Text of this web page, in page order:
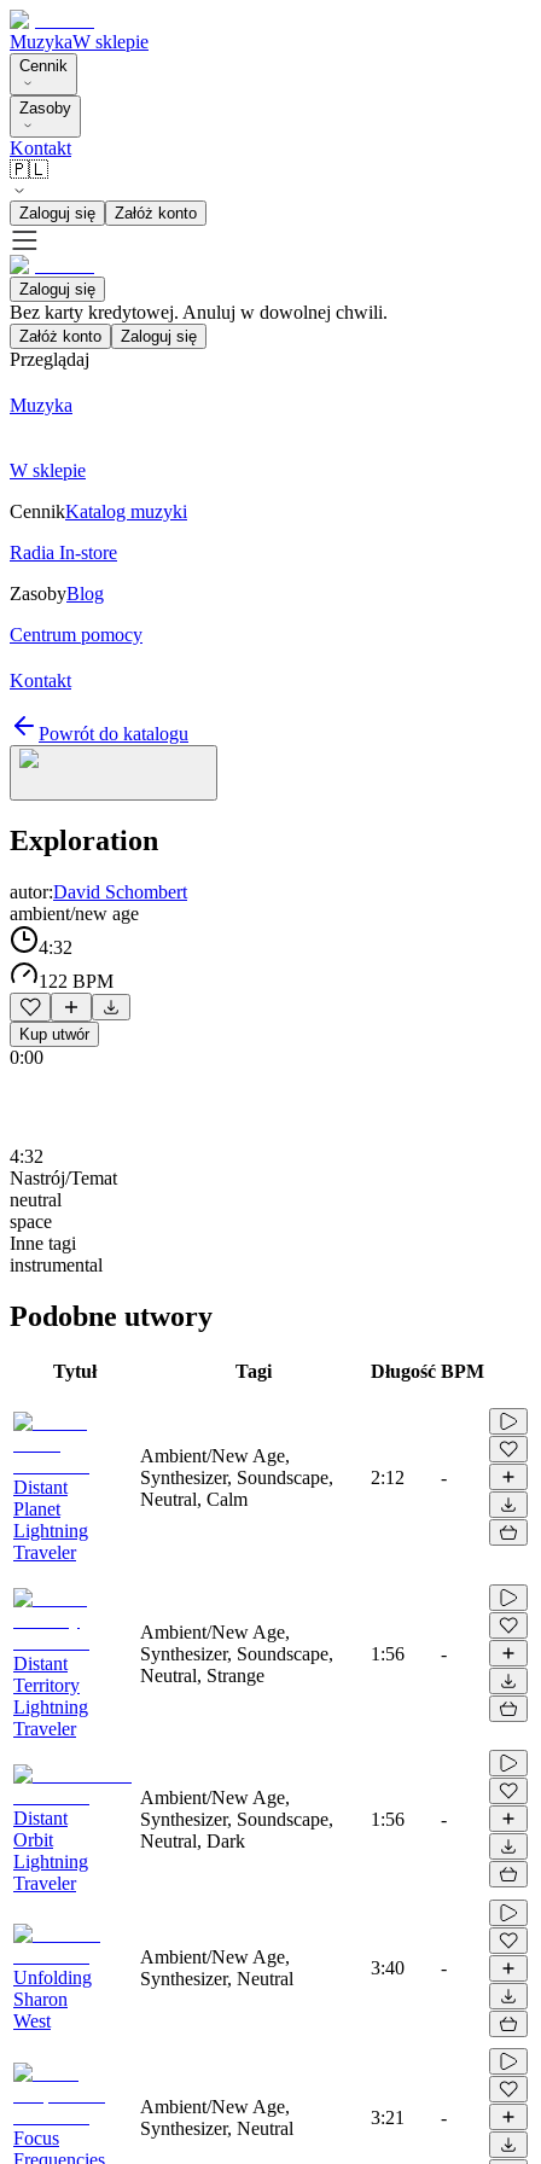
MuzykaW sklepie
Cennik
Zasoby
Kontakt
🇵🇱
Zaloguj się Załóż konto
Zaloguj się
Bez karty kredytowej. Anuluj w dowolnej chwili.
Załóż konto Zaloguj się
Przeglądaj
Muzyka
W sklepie
CennikKatalog muzyki
Radia In-store
ZasobyBlog
Centrum pomocy
Kontakt
Powrót do katalogu
Exploration
autor:David Schombert
ambient/new age
4:32
122 BPM
Kup utwór
0:00
4:32
Nastrój/Temat
neutral
space
Inne tagi
instrumental
Podobne utwory
Tytuł Tagi Długość BPM
Distant
Planet
Lightning
Traveler
Ambient/New Age,
Synthesizer, Soundscape,
Neutral, Calm
2:12 -
Distant
Territory
Lightning
Traveler
Ambient/New Age,
Synthesizer, Soundscape,
Neutral, Strange
1:56 -
Distant
Orbit
Lightning
Traveler
Ambient/New Age,
Synthesizer, Soundscape,
Neutral, Dark
1:56 -
Unfolding
Sharon
West
Ambient/New Age,
Synthesizer, Neutral
3:40 -
Focus
Frequencies
Ambient/New Age,
Synthesizer, Neutral
3:21 -